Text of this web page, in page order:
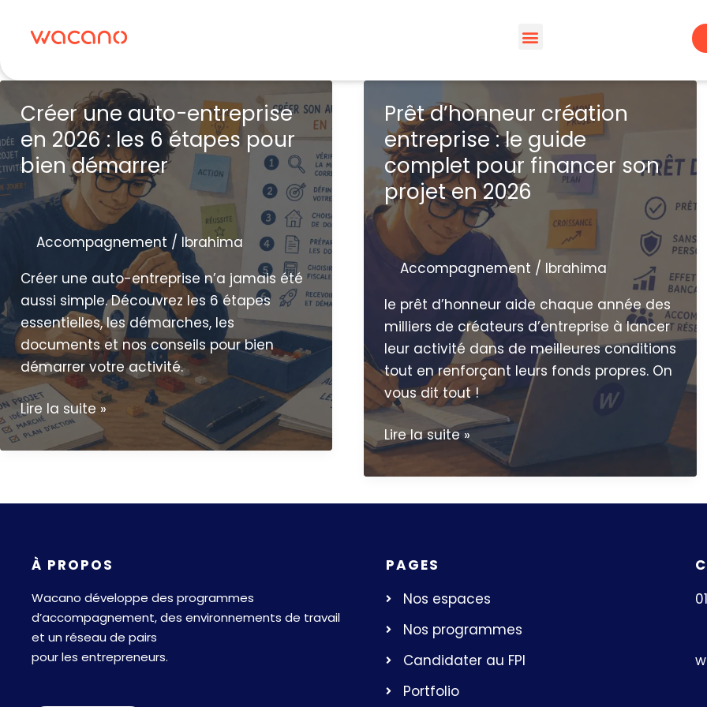
Créer une auto-entreprise
en 2026 : les 6 étapes pour
bien démarrer
Accompagnement / Ibrahima
Créer une auto-entreprise n’a jamais été
aussi simple. Découvrez les 6 étapes
essentielles, les démarches, les
documents et nos conseils pour bien
démarrer votre activité.
Créer
une
auto-
les
étapes
pour
bien
Lire la suite »
Prêt d’honneur création
entreprise : le guide
complet pour financer son
projet en 2026
Accompagnement / Ibrahima
le prêt d’honneur aide chaque année des
milliers de créateurs d’entreprise à lancer
leur activité dans de meilleures conditions
tout en renforçant leurs fonds propres. On
vous dit tout !
Prêt
d’honneur
création
entreprise
guide
complet
financer
son
en
Lire la suite »
À PROPOS
Wacano développe des programmes
d’accompagnement, des environnements de travail
et un réseau de pairs
pour les entrepreneurs.
PAGES
Nos espaces
Nos programmes
Candidater au FPI
Portfolio